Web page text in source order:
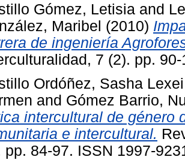
Gómez, Letisia and
Maribel (2010)
de ingeniería
7 (2). pp.
Ordóñez, Sasha Lexei
and Gómez Barrio,
intercultural de género
e intercultural.
pp. 84-97. ISSN 1997-